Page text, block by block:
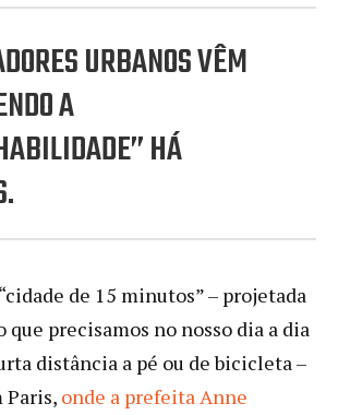
URBANOS VÊM
A
HÁ
de 15 minutos” – projetada
que precisamos no nosso dia a dia
distância a pé ou de bicicleta –
Paris, onde a prefeita Anne